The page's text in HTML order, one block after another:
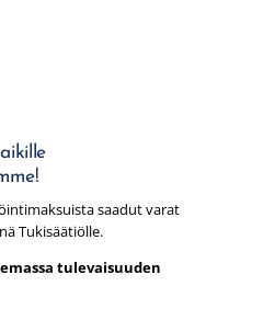
saadut varat
Tukisäätiölle.
tulevaisuuden